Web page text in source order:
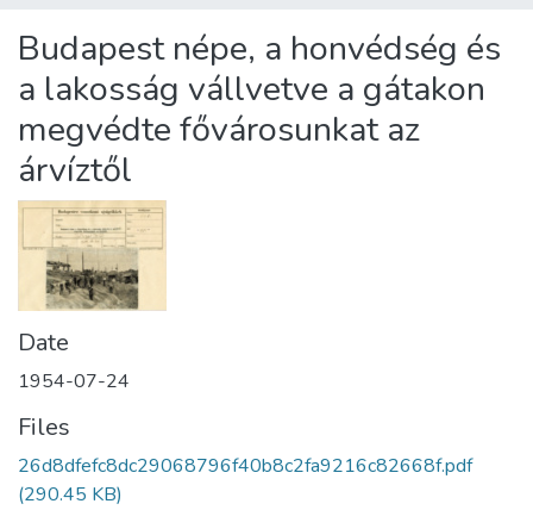
About us
Budapest népe, a honvédség és
a lakosság vállvetve a gátakon
megvédte fővárosunkat az
árvíztől
Date
1954-07-24
Files
26d8dfefc8dc29068796f40b8c2fa9216c82668f.pdf
(290.45 KB)